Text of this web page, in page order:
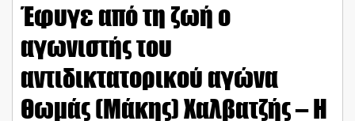
Έφυγε από τη ζωή ο
αγωνιστής του
αντιδικτατορικού αγώνα
Θωμάς (Μάκης) Χαλβατζής – Η